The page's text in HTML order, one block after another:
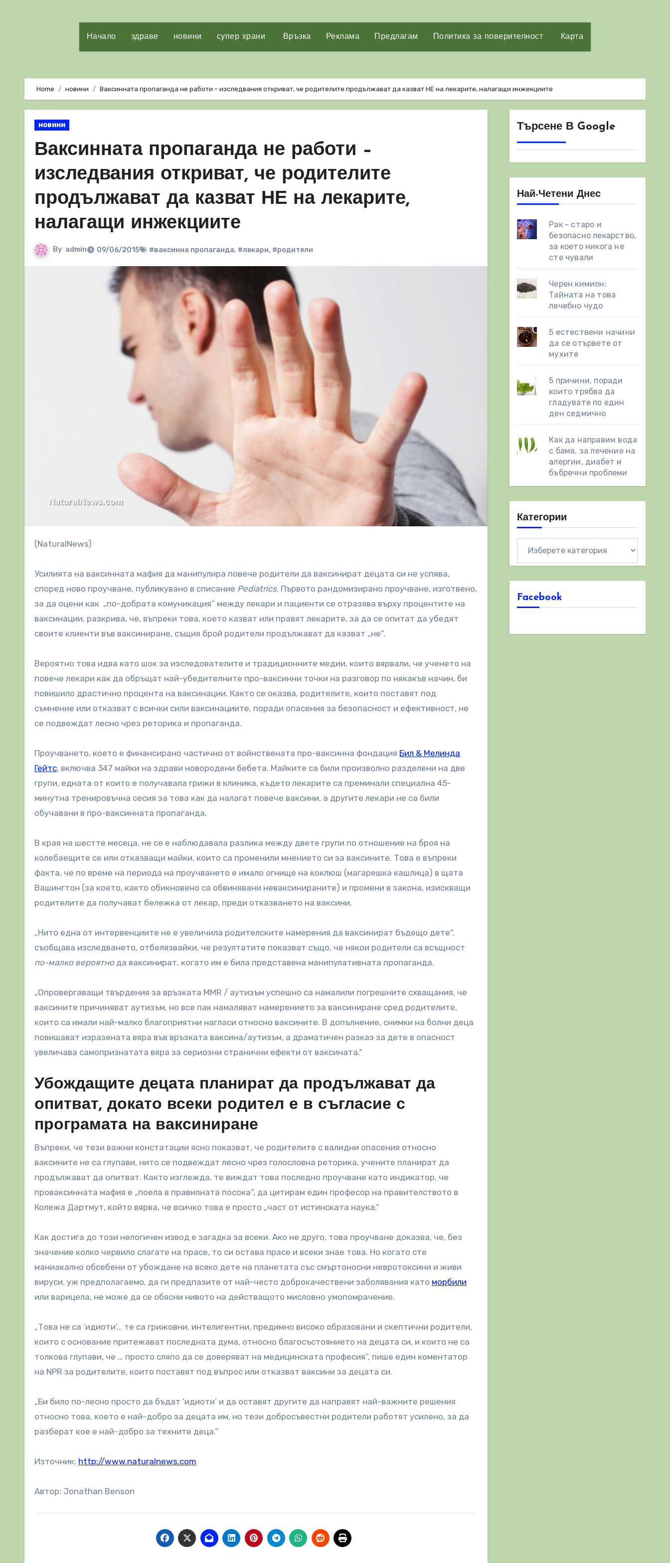
Начало здраве новини супер храни Връзка Реклама Предлагам Политика за поверителност Карта
Home новини Ваксинната пропаганда не работи – изследвания откриват, че родителите продължават да казват НЕ на лекарите, налагащи инжекциите
новини
Ваксинната пропаганда не работи –
изследвания откриват, че родителите
продължават да казват НЕ на лекарите,
налагащи инжекциите
By admin 09/06/2015 #ваксинна пропаганда, #лекари, #родители
(NaturalNews)
Усилията на ваксинната мафия да манипулира повече родители да ваксинират децата си не успява,
според ново проучване, публикувано в списание Pediatrics. Първото рандомизирано проучване, изготвено,
за да оцени как „по-добрата комуникация“ между лекари и пациенти се отразява върху процентите на
ваксинации, разкрива, че, въпреки това, което казват или правят лекарите, за да се опитат да убедят
своите клиенти във ваксиниране, същия брой родители продължават да казват „не“.
Вероятно това идва като шок за изследователите и традиционните медии, които вярвали, че ученето на
повече лекари как да обръщат най-убедителните про-ваксинни точки на разговор по някакъв начин, би
повишило драстично процента на ваксинации. Както се оказва, родителите, които поставят под
съмнение или отказват с всички сили ваксинациите, поради опасения за безопасност и ефективност, не
се подвеждат лесно чрез реторика и пропаганда.
Проучването, което е финансирано частично от войнствената про-ваксинна фондация Бил & Мелинда
Гейтс, включва 347 майки на здрави новородени бебета. Майките са били произволно разделени на две
групи, едната от които е получавала грижи в клиника, където лекарите са преминали специална 45-
минутна тренировъчна сесия за това как да налагат повече ваксини, а другите лекари не са били
обучавани в про-ваксинната пропаганда.
В края на шестте месеца, не се е наблюдавала разлика между двете групи по отношение на броя на
колебаещите се или отказващи майки, които са променили мнението си за ваксините. Това е въпреки
факта, че по време на периода на проучването е имало огнище на коклюш (магарешка кашлица) в щата
Вашингтон (за което, както обикновено са обвинявани неваксинираните) и промени в закона, изискващи
родителите да получават бележка от лекар, преди отказването на ваксини.
„Нито една от интервенциите не е увеличила родителските намерения да ваксинират бъдещо дете“,
съобщава изследването, отбелязвайки, че резултатите показват също, че някои родители са всъщност
по-малко вероятнода ваксинират, когато им е била представена манипулативната пропаганда.
„Опровергаващи твърдения за връзката MMR / аутизъм успешно са намалили погрешните схващания, че
ваксините причиняват аутизъм, но все пак намаляват намерението за ваксиниране сред родителите,
които са имали най-малко благоприятни нагласи относно ваксините. В допълнение, снимки на болни деца
повишават изразената вяра във връзката ваксина/аутизъм, а драматичен разказ за дете в опасност
увеличава самопризнатата вяра за сериозни странични ефекти от ваксината.“
Убождащите децата планират да продължават да
опитват, докато всеки родител е в съгласие с
програмата на ваксиниране
Въпреки, че тези важни констатации ясно показват, че родителите с валидни опасения относно
ваксините не са глупави, нито се подвеждат лесно чрез голословна реторика, учените планират да
продължават да опитват. Както изглежда, те виждат това последно проучване като индикатор, че
проваксинната мафия е „поела в правилната посока“, да цитирам един професор на правителството в
Колежа Дартмут, който вярва, че всичко това е просто „част от истинската наука.“
Как достига до този нелогичен извод е загадка за всеки. Ако не друго, това проучване доказва, че, без
значение колко червило слагате на прасе, то си остава прасе и всеки знае това. Но когато сте
маниакално обсебени от убождане на всяко дете на планетата със смъртоносни невротоксини и живи
вируси, уж предполагаемо, да ги предпазите от най-често доброкачествени заболявания като морбили
или варицела, не може да се обясни нивото на действащото мисловно умопомрачение.
„Това не са ‘идиоти’… те са грижовни, интелигентни, предимно високо образовани и скептични родители,
които с основание притежават последната дума, относно благосъстоянието на децата си, и които не са
толкова глупави, че … просто сляпо да се доверяват на медицинската професия“, пише един коментатор
на NPR за родителите, които поставят под въпрос или отказват ваксини за децата си.
„Би било по-лесно просто да бъдат ‘идиоти’ и да оставят другите да направят най-важните решения
относно това, което е най-добро за децата им, но тези добросъвестни родители работят усилено, за да
разберат кое е най-добро за техните деца.“
Източник: http://www.naturalnews.com
Автор: Jonathan Benson
Търсене В Google
Най-Четени Днес
Рак - старо и
безопасно лекарство,
за което никога не
сте чували
Черен кимион:
Тайната на това
лечебно чудо
5 естествени начини
да се отървете от
мухите
5 причини, поради
които трябва да
гладувате по един
ден седмично
Как да направим вода
с бамя, за лечение на
алергии, диабет и
бъбречни проблеми
Категории
Facebook